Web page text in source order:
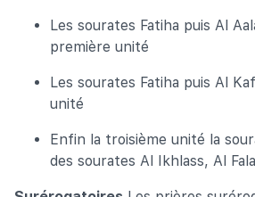
Les sourates Fatiha puis Al
première unité
Les sourates Fatiha puis Al
unité
Enfin la troisième unité la
des sourates Al Ikhlass, Al